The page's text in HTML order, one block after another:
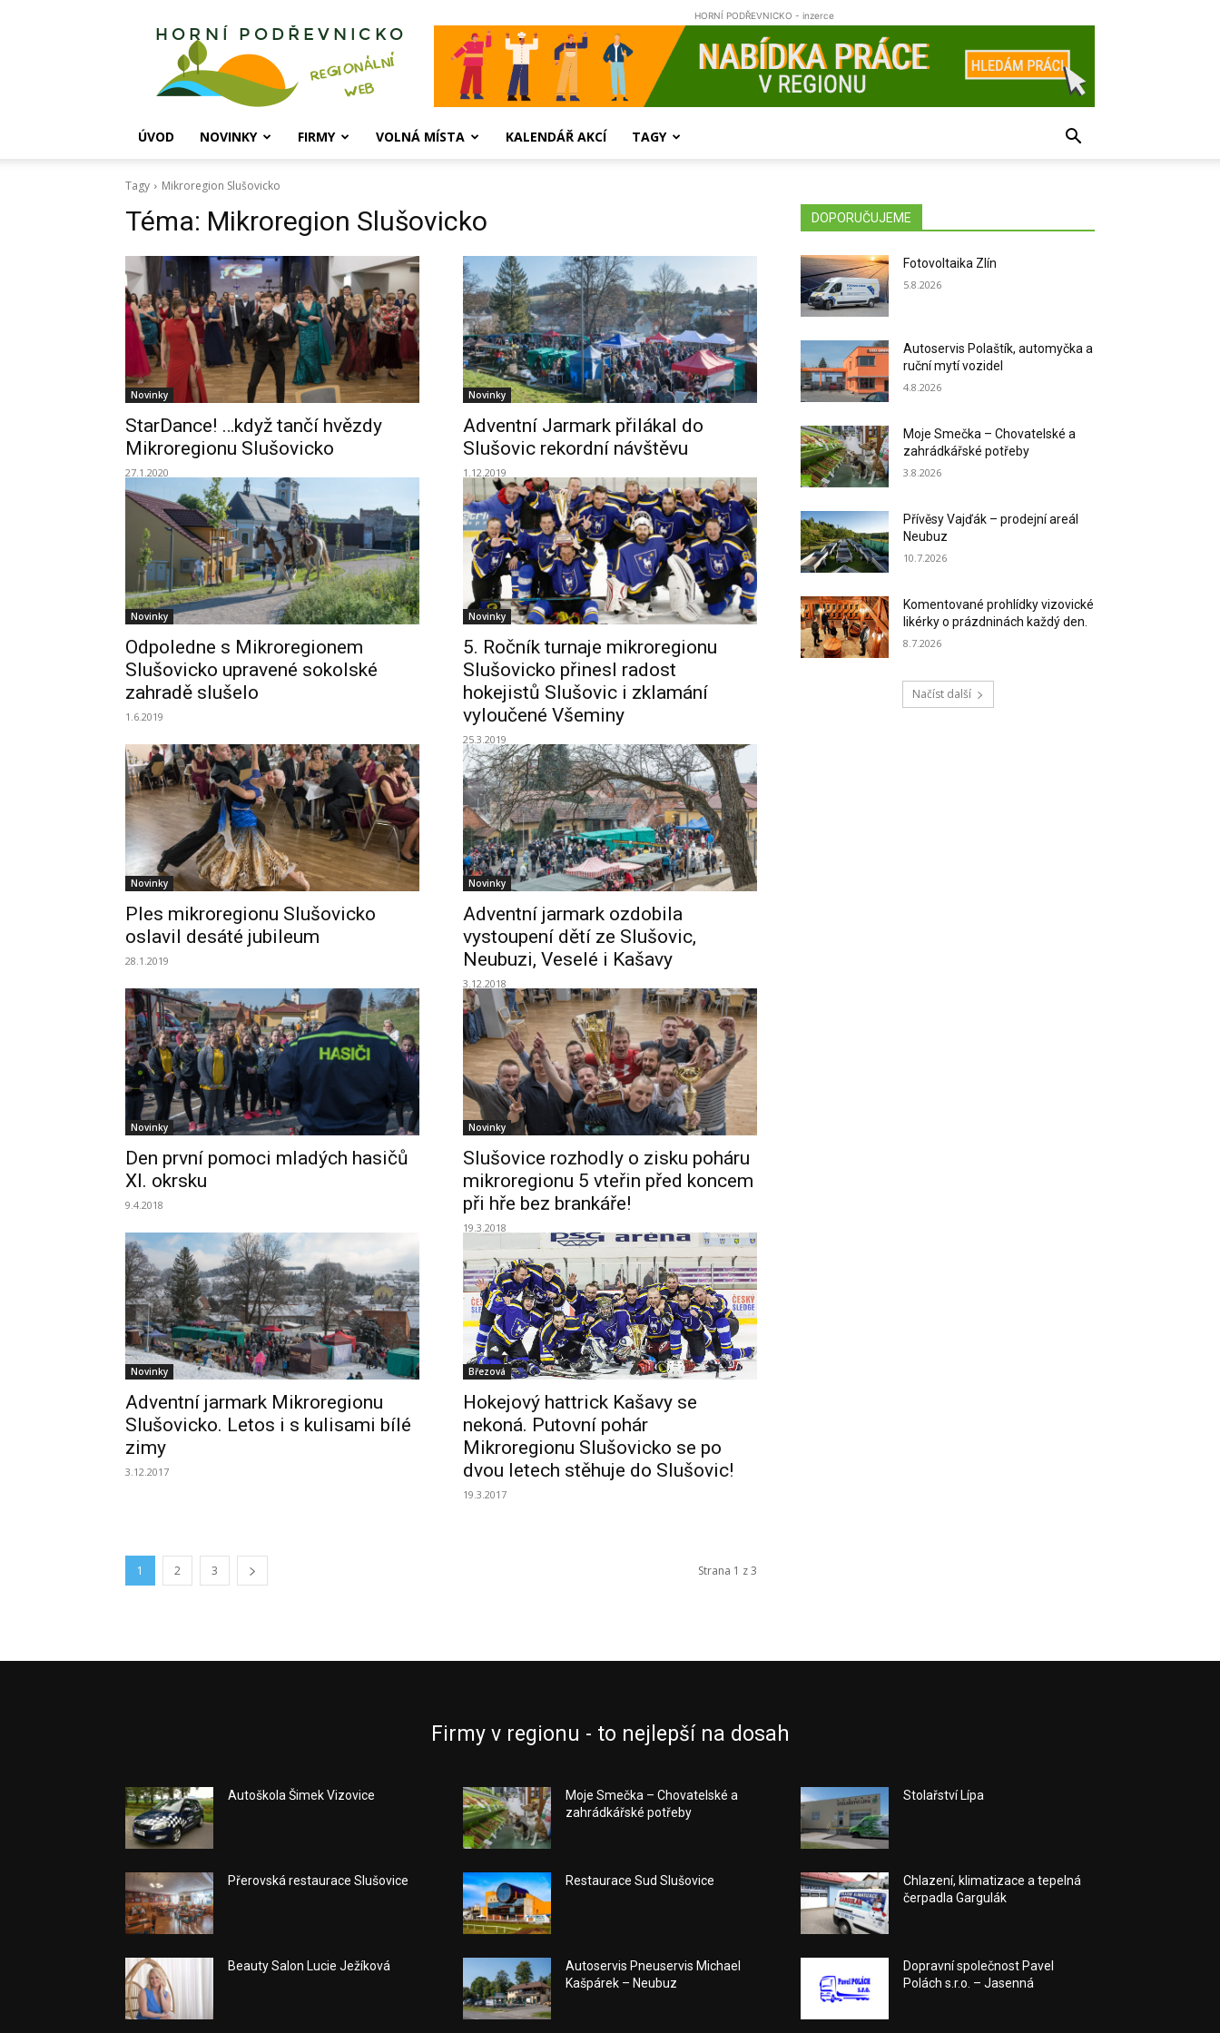
Horní
HORNÍ PODŘEVNICKO - inzerce
ÚVOD NOVINKY FIRMY VOLNÁ MÍSTA KALENDÁŘ AKCÍ TAGY
Tagy Mikroregion Slušovicko
Téma: Mikroregion Slušovicko
Novinky
StarDance! …když tančí hvězdy
Mikroregionu Slušovicko
27.1.2020
Novinky
Adventní Jarmark přilákal do
Slušovic rekordní návštěvu
1.12.2019
Novinky
Odpoledne s Mikroregionem
Slušovicko upravené sokolské
zahradě slušelo
1.6.2019
Novinky
5. Ročník turnaje mikroregionu
Slušovicko přinesl radost
hokejistů Slušovic i zklamání
vyloučené Všeminy
25.3.2019
Novinky
Ples mikroregionu Slušovicko
oslavil desáté jubileum
28.1.2019
Novinky
Adventní jarmark ozdobila
vystoupení dětí ze Slušovic,
Neubuzi, Veselé i Kašavy
3.12.2018
Novinky
Den první pomoci mladých hasičů
XI. okrsku
9.4.2018
Novinky
Slušovice rozhodly o zisku poháru
mikroregionu 5 vteřin před koncem
při hře bez brankáře!
19.3.2018
Novinky
Adventní jarmark Mikroregionu
Slušovicko. Letos i s kulisami bílé
zimy
3.12.2017
Březová
Hokejový hattrick Kašavy se
nekoná. Putovní pohár
Mikroregionu Slušovicko se po
dvou letech stěhuje do Slušovic!
19.3.2017
1 2 3 Strana 1 z 3
DOPORUČUJEME
Fotovoltaika Zlín
5.8.2026
Autoservis Polaštík, automyčka a
ruční mytí vozidel
4.8.2026
Moje Smečka – Chovatelské a
zahrádkářské potřeby
3.8.2026
Přívěsy Vajďák – prodejní areál
Neubuz
10.7.2026
Komentované prohlídky vizovické
likérky o prázdninách každý den.
8.7.2026
Načíst další
Firmy v regionu - to nejlepší na dosah
Autoškola Šimek Vizovice
Přerovská restaurace Slušovice
Beauty Salon Lucie Ježíková
Moje Smečka – Chovatelské a
zahrádkářské potřeby
Restaurace Sud Slušovice
Autoservis Pneuservis Michael
Kašpárek – Neubuz
Stolařství Lípa
Chlazení, klimatizace a tepelná
čerpadla Gargulák
Dopravní společnost Pavel
Polách s.r.o. – Jasenná